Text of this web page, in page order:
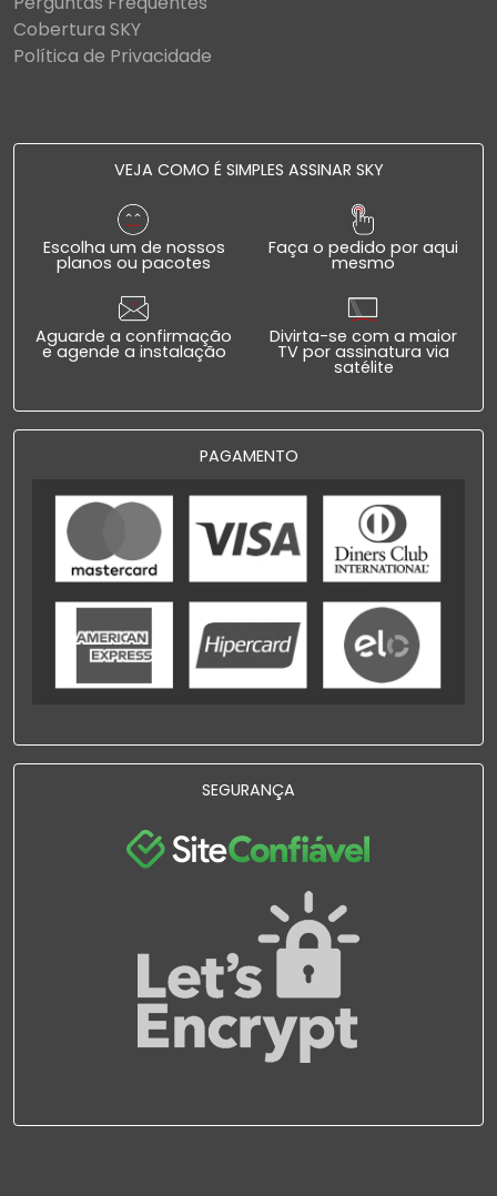
Cobertura SKY
Política de Privacidade
VEJA COMO É SIMPLES ASSINAR SKY
Escolha um de nossos
planos ou pacotes
Faça o pedido por aqui
mesmo
Aguarde a confirmação
e agende a instalação
Divirta-se com a maior
TV por assinatura via
satélite
PAGAMENTO
SEGURANÇA